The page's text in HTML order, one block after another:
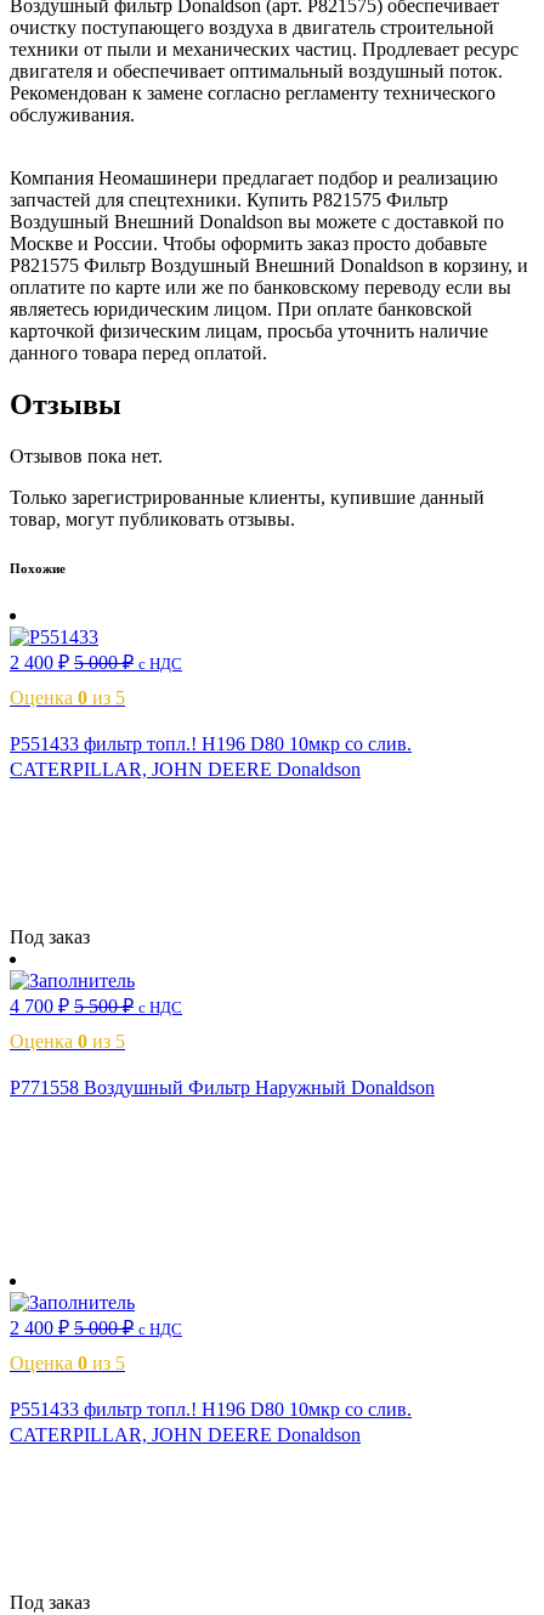
Воздушный фильтр Donaldson (арт. P821575) обеспечивает
очистку поступающего воздуха в двигатель строительной
техники от пыли и механических частиц. Продлевает ресурс
двигателя и обеспечивает оптимальный воздушный поток.
Рекомендован к замене согласно регламенту технического
обслуживания.
Компания Неомашинери предлагает подбор и реализацию
запчастей для спецтехники. Купить P821575 Фильтр
Воздушный Внешний Donaldson вы можете с доставкой по
Москве и России. Чтобы оформить заказ просто добавьте
P821575 Фильтр Воздушный Внешний Donaldson в корзину, и
оплатите по карте или же по банковскому переводу если вы
являетесь юридическим лицом. При оплате банковской
карточкой физическим лицам, просьба уточнить наличие
данного товара перед оплатой.
Отзывы
Отзывов пока нет.
Только зарегистрированные клиенты, купившие данный
товар, могут публиковать отзывы.
Похожие
2 400 ₽ 5 000₽ с НДС
Оценка 0 из 5
P551433 фильтр топл.! H196 D80 10мкр со слив.
CATERPILLAR, JOHN DEERE Donaldson
Под заказ
4 700 ₽ 5 500₽ с НДС
Оценка 0 из 5
P771558 Воздушный Фильтр Наружный Donaldson
2 400 ₽ 5 000₽ с НДС
Оценка 0 из 5
P551433 фильтр топл.! H196 D80 10мкр со слив.
CATERPILLAR, JOHN DEERE Donaldson
Под заказ